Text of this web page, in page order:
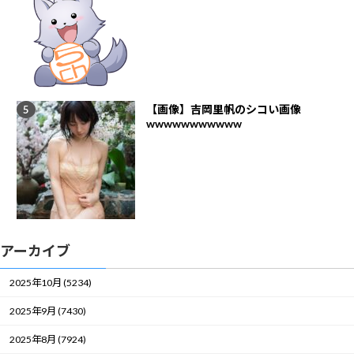
【画像】吉岡里帆のシコい画像
wwwwwwwwwww
アーカイブ
2025年10月 (5234)
2025年9月 (7430)
2025年8月 (7924)